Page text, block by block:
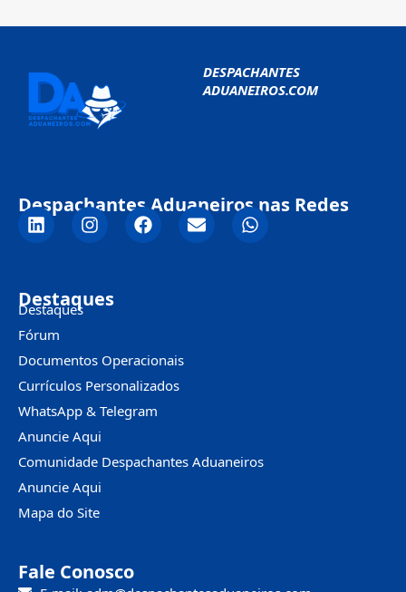
DESPACHANTES
ADUANEIROS.COM
Despachantes Aduaneiros nas Redes
Destaques
Destaques
Fórum
Documentos Operacionais
Currículos Personalizados
WhatsApp & Telegram
Anuncie Aqui
Comunidade Despachantes Aduaneiros
Anuncie Aqui
Mapa do Site
Fale Conosco